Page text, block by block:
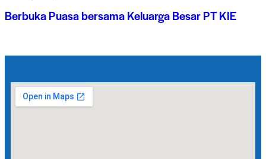
Berbuka Puasa bersama Keluarga Besar PT KIE